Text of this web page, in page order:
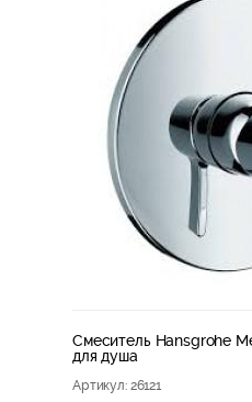
Смеситель Hansgrohe
для душа
Артикул: 26121